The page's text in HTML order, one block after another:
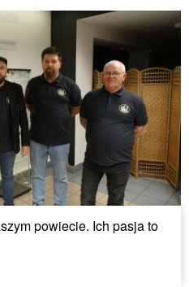
powiecie. Ich pasja to